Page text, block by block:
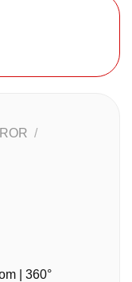
/
| 360°